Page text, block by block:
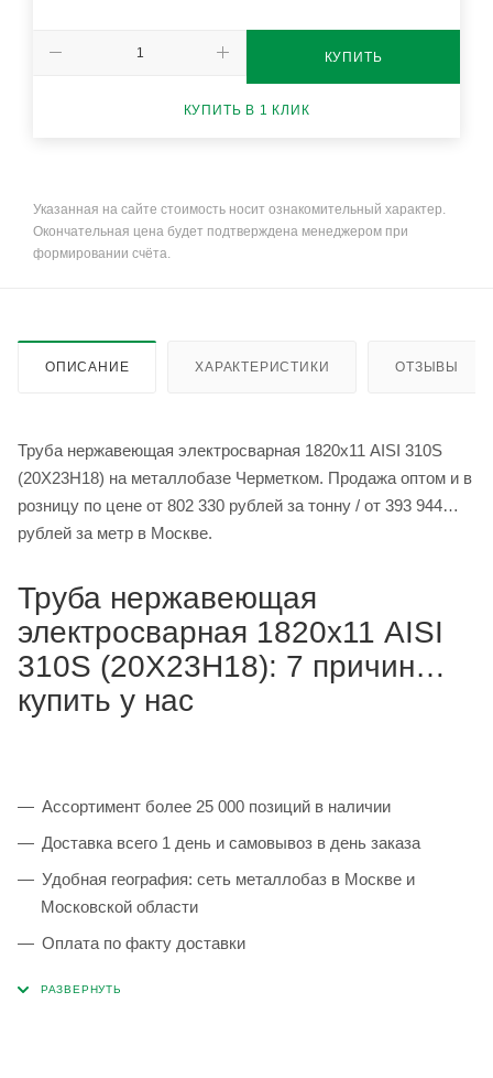
КУПИТЬ
КУПИТЬ В 1 КЛИК
Указанная на сайте стоимость носит ознакомительный характер.
Окончательная цена будет подтверждена менеджером при
формировании счёта.
ОПИСАНИЕ ХАРАКТЕРИСТИКИ ОТЗЫВЫ
Труба нержавеющая электросварная 1820х11 AISI 310S
(20Х23Н18) на металлобазе Черметком. Продажа оптом и в
розницу по цене от 802 330 рублей за тонну / от 393 944
рублей за метр в Москве.
Труба нержавеющая
электросварная 1820х11 AISI
310S (20Х23Н18): 7 причин
купить у нас
Ассортимент более 25 000 позиций в наличии
Доставка всего 1 день и самовывоз в день заказа
Удобная география: сеть металлобаз в Москве и
Московской области
Оплата по факту доставки